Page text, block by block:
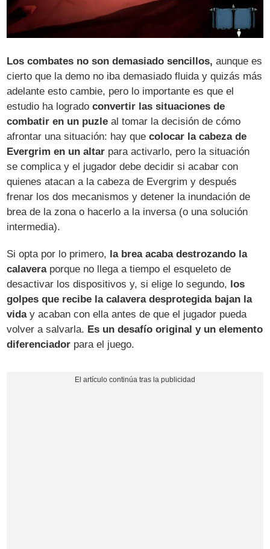
Los combates no son demasiado sencillos, aunque es
cierto que la demo no iba demasiado fluida y quizás más
adelante esto cambie, pero lo importante es que el
estudio ha logradoconvertir las situaciones de
combatir en un puzle al tomar la decisión de cómo
afrontar una situación: hay quecolocar la cabeza de
Evergrim en un altar para activarlo, pero la situación
se complica y el jugador debe decidir si acabar con
quienes atacan a la cabeza de Evergrim y después
frenar los dos mecanismos y detener la inundación de
brea de la zona o hacerlo a la inversa (o una solución
intermedia).
Si opta por lo primero, la brea acaba destrozando la
calaveraporque no llega a tiempo el esqueleto de
desactivar los dispositivos y, si elige lo segundo, los
golpes que recibe la calavera desprotegida bajan la
viday acaban con ella antes de que el jugador pueda
volver a salvarla. Es un desafío original y un elemento
diferenciador para el juego.